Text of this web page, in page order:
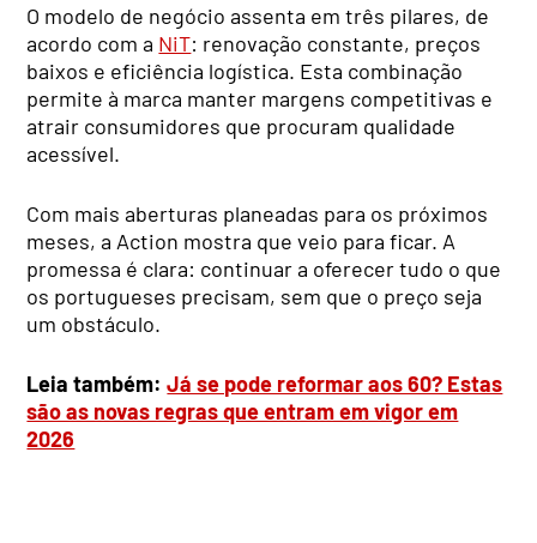
O modelo de negócio assenta em três pilares, de
acordo com a NiT: renovação constante, preços
baixos e eficiência logística. Esta combinação
permite à marca manter margens competitivas e
atrair consumidores que procuram qualidade
acessível.
Com mais aberturas planeadas para os próximos
meses, a Action mostra que veio para ficar. A
promessa é clara: continuar a oferecer tudo o que
os portugueses precisam, sem que o preço seja
um obstáculo.
Leia também:Já se pode reformar aos 60? Estas
são as novas regras que entram em vigor em
2026